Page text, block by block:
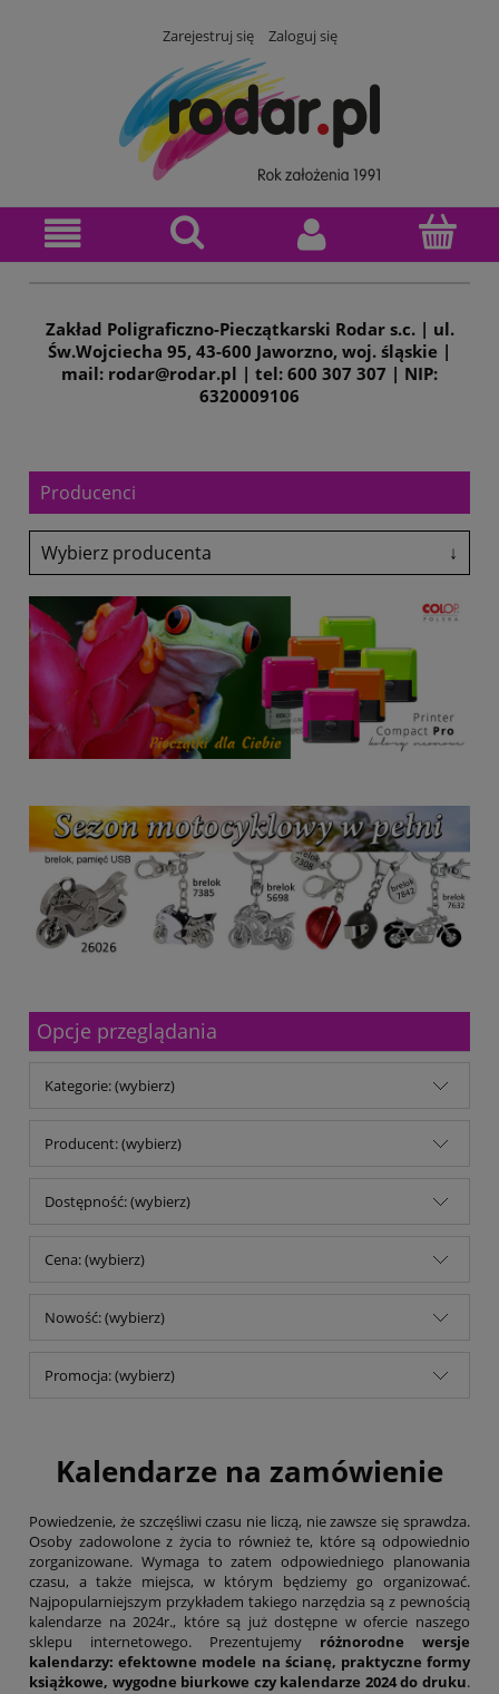
Zarejestruj się Zaloguj się
Zakład Poligraficzno-Pieczątkarski Rodar s.c. | ul.
Św.Wojciecha 95, 43-600 Jaworzno, woj. śląskie |
mail: rodar@rodar.pl | tel: 600 307 307 | NIP:
6320009106
Producenci
Wybierz producenta ↓
Antalis
Avery-Zweckform
Black Point
Canon
Coloris
Denix
drekker
Emeko
Fol-Plast
Fruit Of The Loom
Fruit Of The Loom
Glasmark
Grand
Heri
Malfini
Michalczyk & Prokop
Mitsubishi Company
MM Kwidzyń Sp. z o.o.
Mondi
No name
Panta Plast
pqi
rodar.pl
Stedman
Trophee
Typograf
UNI-1
Wagraf
Waterman
Opcje przeglądania
Kategorie: (wybierz)
Producent: (wybierz)
Dostępność: (wybierz)
Cena: (wybierz)
Nowość: (wybierz)
Promocja: (wybierz)
Kalendarze na zamówienie
Powiedzenie, że szczęśliwi czasu nie liczą, nie zawsze się sprawdza.
Osoby zadowolone z życia to również te, które są odpowiednio
zorganizowane. Wymaga to zatem odpowiedniego planowania
czasu, a także miejsca, w którym będziemy go organizować.
Najpopularniejszym przykładem takiego narzędzia są z pewnością
kalendarze na 2024r., które są już dostępne w ofercie naszego
sklepu internetowego. Prezentujemy różnorodne wersje
kalendarzy: efektowne modele na ścianę, praktyczne formy
książkowe, wygodne biurkowe czy kalendarze 2024 do druku.